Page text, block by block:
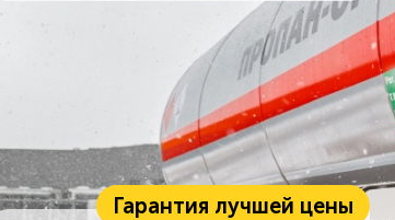
Гарантия лучшей цены